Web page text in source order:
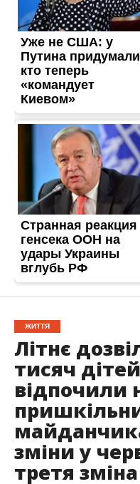
ЖИТТЯ
Літнє
тисяч
відпочили
зміни у
третя зміна